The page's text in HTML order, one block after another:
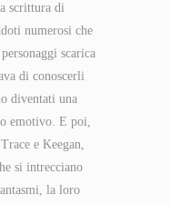
scrittura di
numerosi che
scarica
di conoscerli
diventati una
emotivo. E poi,
e Keegan,
si intrecciano
la loro